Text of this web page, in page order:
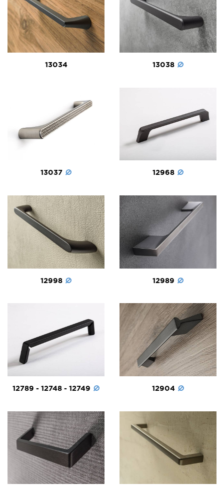
13034 13038
13037 12968
12998 12989
12789 - 12748 - 12749 12904